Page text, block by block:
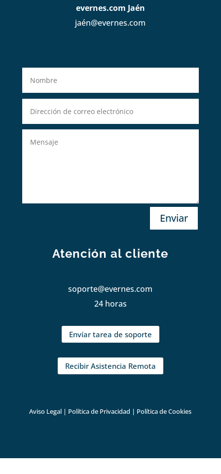
evernes.com Jaén
jaén@evernes.com
Enviar
Atención al cliente
soporte@evernes.com
24 horas
Envíar tarea de soporte
Recibir Asistencia Remota
Aviso Legal | Política de Privacidad | Política de Cookies